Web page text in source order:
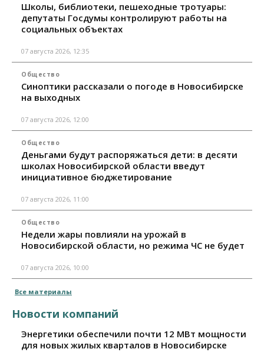
Школы, библиотеки, пешеходные тротуары:
депутаты Госдумы контролируют работы на
социальных объектах
07 августа 2026, 12:35
Общество
Синоптики рассказали о погоде в Новосибирске
на выходных
07 августа 2026, 12:00
Общество
Деньгами будут распоряжаться дети: в десяти
школах Новосибирской области введут
инициативное бюджетирование
07 августа 2026, 11:00
Общество
Недели жары повлияли на урожай в
Новосибирской области, но режима ЧС не будет
07 августа 2026, 10:00
Все материалы
Новости компаний
Энергетики обеспечили почти 12 МВт мощности
для новых жилых кварталов в Новосибирске